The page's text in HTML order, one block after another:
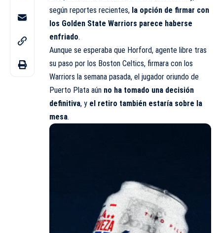
según reportes recientes, la opción de firmar con
los Golden State Warriors parece haberse
enfriado.
Aunque se esperaba que Horford, agente libre tras
su paso por los Boston Celtics, firmara con los
Warriors la semana pasada, el jugador oriundo de
Puerto Plata aún no ha tomado una decisión
definitiva, y el retiro también estaría sobre la
mesa.